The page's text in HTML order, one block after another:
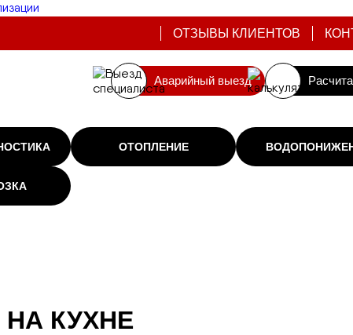
ОТЗЫВЫ КЛИЕНТОВ
Аварийный выезд
ОТОПЛЕНИЕ
КУХНЕ